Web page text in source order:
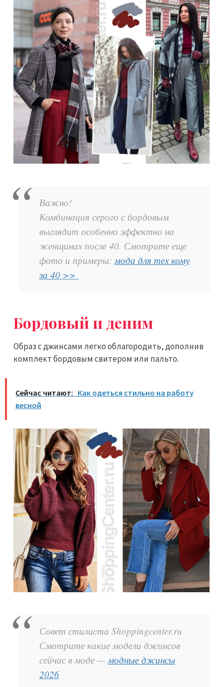
Важно!
Комбинация серого с бордовым
выглядит особенно эффектно на
женщинах после 40. Смотрите еще
фото и примеры:мода для тех кому
за 40 >>
Бордовый и деним
Образ с джинсами легко облагородить, дополнив
комплект бордовым свитером или пальто.
Сейчас читают: Как одеться стильно на работу
весной
Совет стилиста Shoppingcenter.ru
Смотрите какие модели джинсов
сейчас в моде —модные джинсы
2026